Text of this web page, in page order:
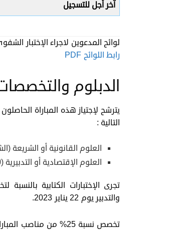
آخر أجل للتسجيل
لوائح المدعوين لاجراء الإختبار
رابط اللوائح PDF
الدبلوم
يترشح لإجتياز هذه المباراة
التالية :
العلوم القانونية أو الشريعة
العلوم الإقتصادية أو التدبيرية (40 منصب)
والتدبير يوم 22 يناير 2023.
تخصص نسبة 25% من